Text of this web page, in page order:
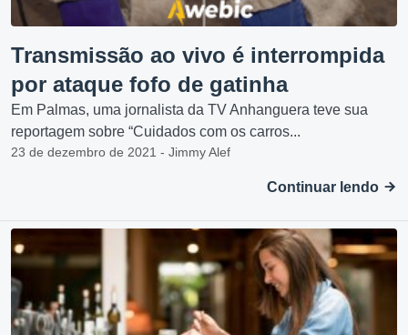
Transmissão ao vivo é interrompida
por ataque fofo de gatinha
Em Palmas, uma jornalista da TV Anhanguera teve sua
reportagem sobre “Cuidados com os carros...
23 de dezembro de 2021 - Jimmy Alef
Continuar lendo